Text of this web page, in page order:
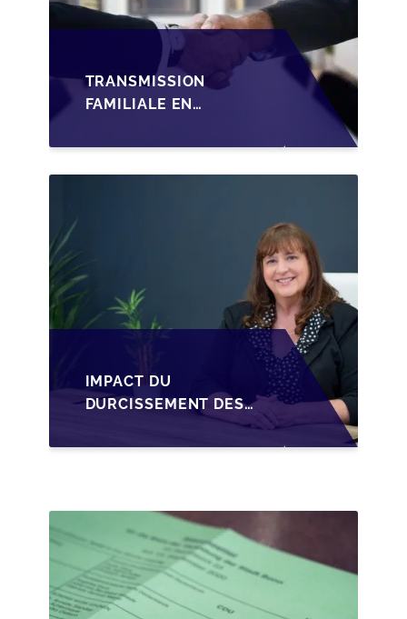
TRANSMISSION
FAMILIALE EN
STRUCTURER LA
CESSION DES PARTS
IMPACT DU
DURCISSEMENT DES
CRÉDIT SUR LA